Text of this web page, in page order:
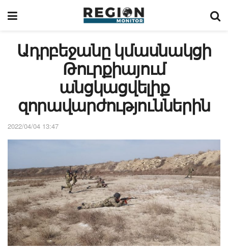
Ադրբեջանը կմասնակցի
Թուրքիայում
անցկացվելիք
զորավարժություններին
2022/04/04 13:47